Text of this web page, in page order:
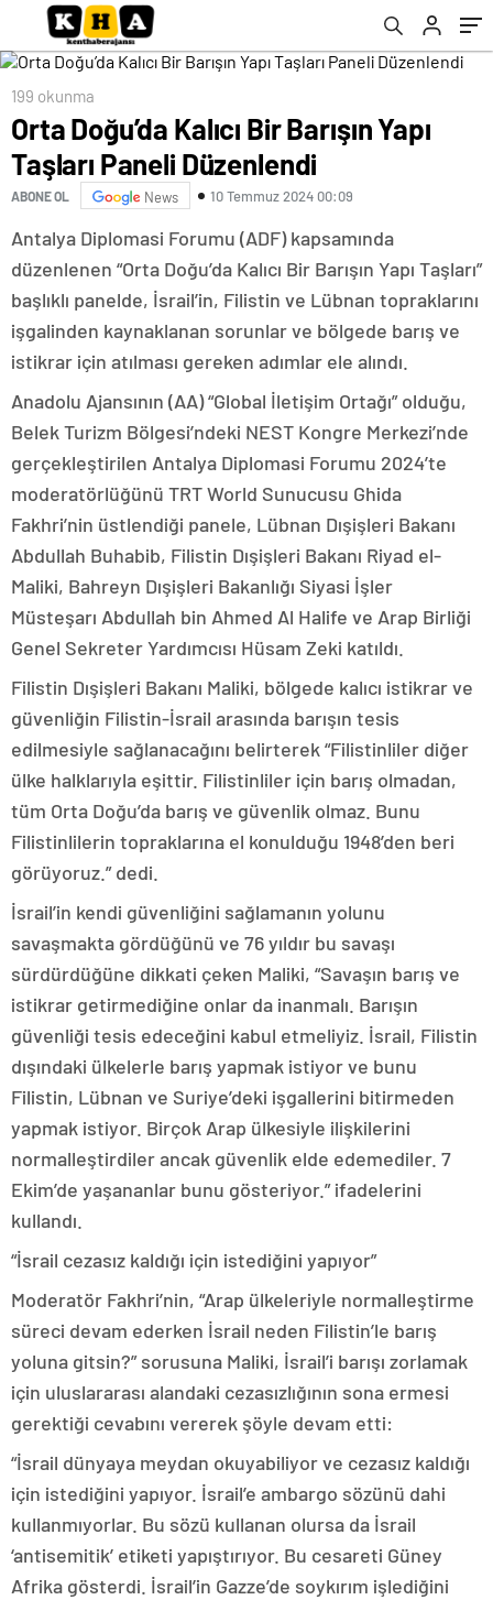
199 okunma
Orta Doğu’da Kalıcı Bir Barışın Yapı
Taşları Paneli Düzenlendi
ABONE OL News 10 Temmuz 2024 00:09
Antalya Diplomasi Forumu (ADF) kapsamında
düzenlenen “Orta Doğu’da Kalıcı Bir Barışın Yapı Taşları”
başlıklı panelde, İsrail’in, Filistin ve Lübnan topraklarını
işgalinden kaynaklanan sorunlar ve bölgede barış ve
istikrar için atılması gereken adımlar ele alındı.
Anadolu Ajansının (AA) “Global İletişim Ortağı” olduğu,
Belek Turizm Bölgesi’ndeki NEST Kongre Merkezi’nde
gerçekleştirilen Antalya Diplomasi Forumu 2024’te
moderatörlüğünü TRT World Sunucusu Ghida
Fakhri’nin üstlendiği panele, Lübnan Dışişleri Bakanı
Abdullah Buhabib, Filistin Dışişleri Bakanı Riyad el-
Maliki, Bahreyn Dışişleri Bakanlığı Siyasi İşler
Müsteşarı Abdullah bin Ahmed Al Halife ve Arap Birliği
Genel Sekreter Yardımcısı Hüsam Zeki katıldı.
Filistin Dışişleri Bakanı Maliki, bölgede kalıcı istikrar ve
güvenliğin Filistin-İsrail arasında barışın tesis
edilmesiyle sağlanacağını belirterek “Filistinliler diğer
ülke halklarıyla eşittir. Filistinliler için barış olmadan,
tüm Orta Doğu’da barış ve güvenlik olmaz. Bunu
Filistinlilerin topraklarına el konulduğu 1948’den beri
görüyoruz.” dedi.
İsrail’in kendi güvenliğini sağlamanın yolunu
savaşmakta gördüğünü ve 76 yıldır bu savaşı
sürdürdüğüne dikkati çeken Maliki, “Savaşın barış ve
istikrar getirmediğine onlar da inanmalı. Barışın
güvenliği tesis edeceğini kabul etmeliyiz. İsrail, Filistin
dışındaki ülkelerle barış yapmak istiyor ve bunu
Filistin, Lübnan ve Suriye’deki işgallerini bitirmeden
yapmak istiyor. Birçok Arap ülkesiyle ilişkilerini
normalleştirdiler ancak güvenlik elde edemediler. 7
Ekim’de yaşananlar bunu gösteriyor.” ifadelerini
kullandı.
“İsrail cezasız kaldığı için istediğini yapıyor”
Moderatör Fakhri’nin, “Arap ülkeleriyle normalleştirme
süreci devam ederken İsrail neden Filistin’le barış
yoluna gitsin?” sorusuna Maliki, İsrail’i barışı zorlamak
için uluslararası alandaki cezasızlığının sona ermesi
gerektiği cevabını vererek şöyle devam etti:
“İsrail dünyaya meydan okuyabiliyor ve cezasız kaldığı
için istediğini yapıyor. İsrail’e ambargo sözünü dahi
kullanmıyorlar. Bu sözü kullanan olursa da İsrail
‘antisemitik’ etiketi yapıştırıyor. Bu cesareti Güney
Afrika gösterdi. İsrail’in Gazze’de soykırım işlediğini